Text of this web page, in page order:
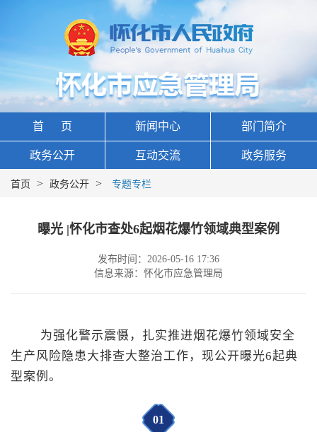
首 页 新闻中心 部门简介
政务公开 互动交流 政务服务
首页 > 政务公开 > 专题专栏
曝光 |怀化市查处6起烟花爆竹领域典型案例
发布时间：2026-05-16 17:36
信息来源：怀化市应急管理局
为强化警示震慑，扎实推进烟花爆竹领域安全
生产风险隐患大排查大整治工作，现公开曝光6起典
型案例。
01